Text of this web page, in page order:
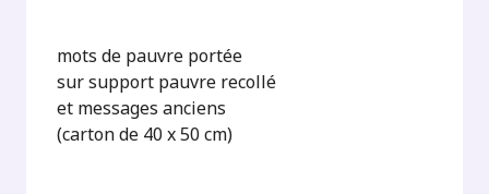
mots de pauvre portée
sur support pauvre recollé
et messages anciens
(carton de 40 x 50 cm)